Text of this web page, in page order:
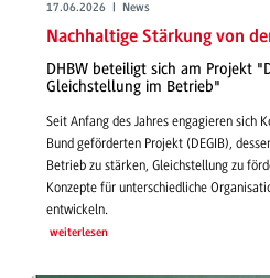
17.06.2026 | News
Nachhaltige Stärkung von
DHBW beteiligt sich am Projekt
Gleichstellung im Betrieb"
Seit Anfang des Jahres engagieren sich
Bund geförderten Projekt (DEGIB),
Betrieb zu stärken, Gleichstellung zu
Konzepte für unterschiedliche
entwickeln.
weiterlesen